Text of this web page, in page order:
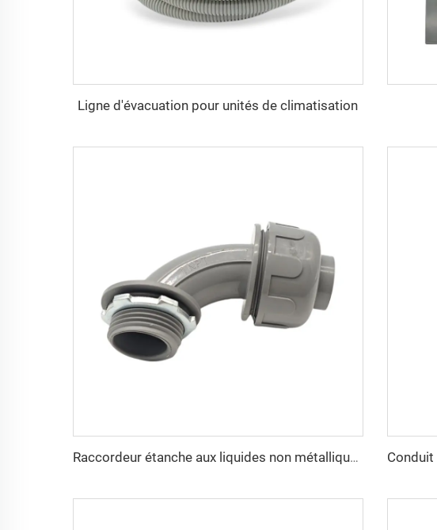
Ligne d'évacuation pour unités de climatisation
Raccordeur étanche aux liquides non métallique 90 degrés